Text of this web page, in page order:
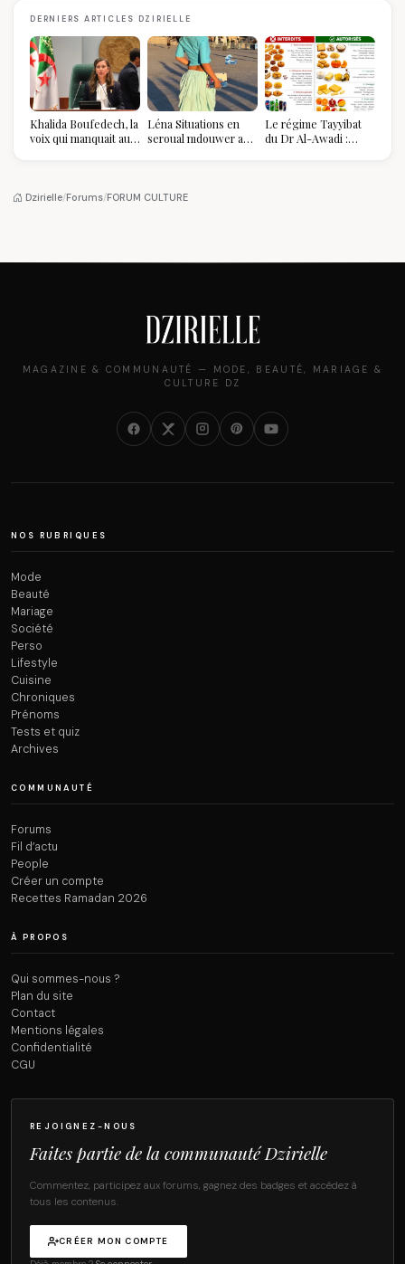
DERNIERS ARTICLES DZIRIELLE
Khalida Boufedech, la
voix qui manquait au
Léna Situations en
seroual mdouwer au
pièce mode de l'été
Le régime Tayyibat
du Dr Al-Awadi :
Dzirielle/Forums/FORUM CULTURE
MAGAZINE & COMMUNAUTÉ — MODE, BEAUTÉ, MARIAGE &
CULTURE DZ
NOS RUBRIQUES
Mode
Beauté
Mariage
Société
Perso
Lifestyle
Cuisine
Chroniques
Prénoms
Tests et quiz
Archives
COMMUNAUTÉ
Forums
Fil d’actu
People
Créer un compte
Recettes Ramadan 2026
À PROPOS
Qui sommes-nous ?
Plan du site
Contact
Mentions légales
Confidentialité
CGU
REJOIGNEZ-NOUS
Faites partie de la communauté Dzirielle
Commentez, participez aux forums, gagnez des badges et accédez à
tous les contenus.
CRÉER MON COMPTE